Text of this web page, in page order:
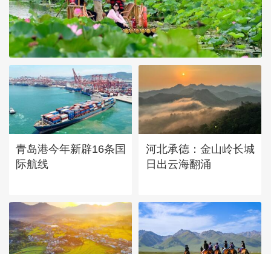
诗意中国：画船撑入花深处
青岛港今年新辟16条国
际航线
河北承德：金山岭长城
日出云海翻涌